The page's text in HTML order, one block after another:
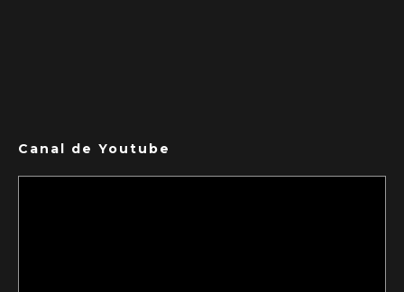
Canal de Youtube